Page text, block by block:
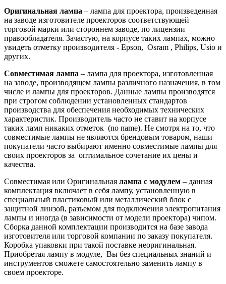
Оригинальная лампа – лампа для проектора, произведенная
на заводе изготовителе проекторов соответствующей
торговой марки или стороннем заводе, по лицензии
правообладателя. Зачастую, на корпусе таких лампах, можно
увидеть отметку производителя - Epson, Osram , Philips, Usio и
других.
Совместимая лампа – лампа для проектора, изготовленная
на заводе, производящем лампы различного назначения, в том
числе и лампы для проекторов. Данные лампы производятся
при строгом соблюдении установленных стандартов
производства для обеспечения необходимых технических
характеристик. Производитель часто не ставит на корпусе
таких ламп никаких отметок (no name). Не смотря на то, что
совместимые лампы не являются брендовым товаром, наши
покупатели часто выбирают именно совместимые лампы для
своих проекторов за оптимальное сочетание их цены и
качества.
Совместимая или Оригинальная лампа с модулем – данная
комплектация включает в себя лампу, установленную в
специальный пластиковый или металлический блок с
защитной линзой, разъемом для подключения электропитания
лампы и иногда (в зависимости от модели проектора) чипом.
Сборка данной комплектации производится на базе завода
изготовителя или торговой компании по заказу покупателя.
Коробка упаковки при такой поставке неоригинальная.
Приобретая лампу в модуле, Вы без специальных знаний и
инструментов сможете самостоятельно заменить лампу в
своем проекторе.